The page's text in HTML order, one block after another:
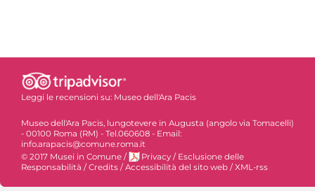
Leggi le recensioni su: Museo dell'Ara Pacis
Museo dell'Ara Pacis, lungotevere in Augusta (angolo via Tomacelli)
- 00100 Roma (RM) - Tel.060608 - Email:
info.arapacis@comune.roma.it
© 2017 Musei in Comune / Privacy / Esclusione delle
Responsabilità / Credits / Accessibilità del sito web / XML-rss